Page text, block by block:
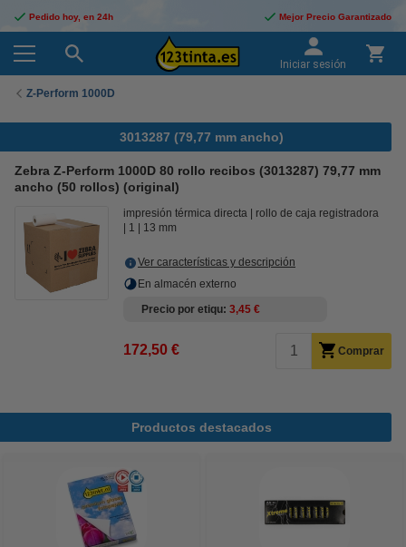
Pedido hoy, en 24h Mejor Precio Garantizado
Iniciar sesión
Z-Perform 1000D
3013287 (79,77 mm ancho)
Zebra Z-Perform 1000D 80 rollo recibos (3013287) 79,77 mm
ancho (50 rollos) (original)
impresión térmica directa
rollo de caja registradora
1
13 mm
Ver características y descripción
En almacén externo
Precio por etiqu 3,45 €
172,50 € Comprar
Productos destacados